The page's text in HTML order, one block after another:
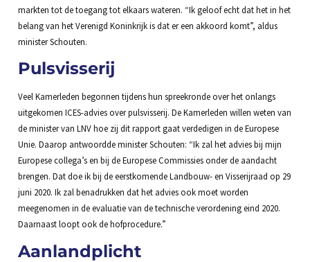
markten tot de toegang tot elkaars wateren. “Ik geloof echt dat het in het
belang van het Verenigd Koninkrijk is dat er een akkoord komt”, aldus
minister Schouten.
Pulsvisserij
Veel Kamerleden begonnen tijdens hun spreekronde over het onlangs
uitgekomen ICES-advies over pulsvisserij. De Kamerleden willen weten van
de minister van LNV hoe zij dit rapport gaat verdedigen in de Europese
Unie. Daarop antwoordde minister Schouten: “Ik zal het advies bij mijn
Europese collega’s en bij de Europese Commissies onder de aandacht
brengen. Dat doe ik bij de eerstkomende Landbouw- en Visserijraad op 29
juni 2020. Ik zal benadrukken dat het advies ook moet worden
meegenomen in de evaluatie van de technische verordening eind 2020.
Daarnaast loopt ook de hofprocedure.”
Aanlandplicht